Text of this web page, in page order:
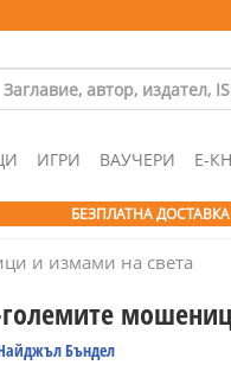
ИГРИ ВАУЧЕРИ Е-
БЕЗПЛАТНА
и измами на света
Бъндел